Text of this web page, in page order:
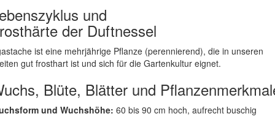
und
der Duftnessel
ist eine mehrjährige Pflanze (perennierend), die in unseren
gut frosthart ist und sich für die Gartenkultur eignet.
Blüte, Blätter und
und Wuchshöhe: 60 bis 90 cm hoch, aufrecht buschig